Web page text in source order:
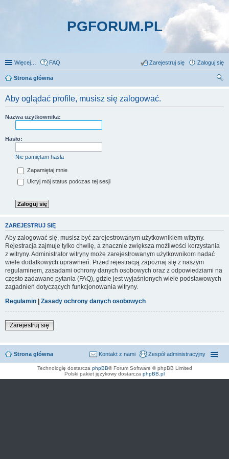
PGFORUM.PL
Więcej… FAQ Zaloguj się
Zarejestruj się
Strona główna
Aby oglądać profile, musisz się zalogować.
Nazwa użytkownika:
Hasło:
Nie pamiętam hasła
Zapamiętaj mnie
Ukryj mój status podczas tej sesji
ZAREJESTRUJ SIĘ
Aby zalogować się, musisz być zarejestrowanym użytkownikiem witryny.
Rejestracja zajmuje tylko chwilę, a znacznie zwiększa możliwości korzystania
z witryny. Administrator witryny może zarejestrowanym użytkownikom nadać
wiele dodatkowych uprawnień. Przed rejestracją zapoznaj się z naszym
regulaminem, zasadami ochrony danych osobowych oraz z odpowiedziami na
często zadawane pytania (FAQ), gdzie jest wyjaśnionych wiele podstawowych
zagadnień dotyczących funkcjonowania witryny.
Regulamin | Zasady ochrony danych osobowych
Zarejestruj się
Strona główna Zespół administracyjny
Kontakt z nami
Technologię dostarcza phpBB® Forum Software © phpBB Limited
Polski pakiet językowy dostarcza phpBB.pl